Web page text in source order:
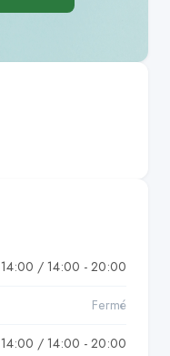
/ 14:00 - 20:00
Fermé
/ 14:00 - 20:00